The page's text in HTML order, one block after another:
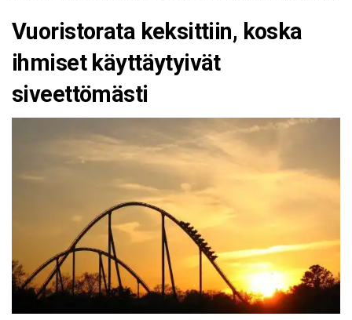
Vuoristorata keksittiin, koska
ihmiset käyttäytyivät
siveettömästi